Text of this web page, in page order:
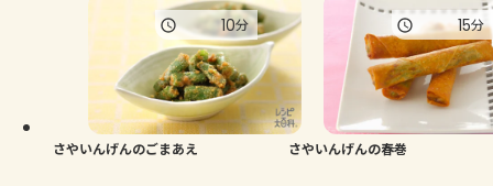
トーク
よくあるお問い合わせ
お買い物
さやいんげんのごまあえ
10分
さやいんげんの春巻
15分